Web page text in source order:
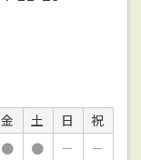
金 土 日
祝
● ● －
－